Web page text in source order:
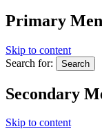
Primary
Skip to content
Search for:
Secondary
Skip to content